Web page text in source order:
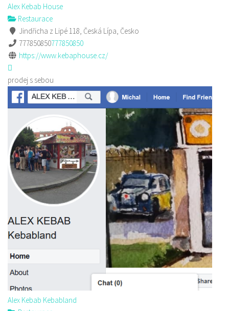
Alex Kebab House
Restaurace
Jindřicha z Lipé 118, Česká Lípa, Česko
777850850777850850
https://www.kebaphouse.cz/
prodej s sebou
Alex Kebab Kebabland